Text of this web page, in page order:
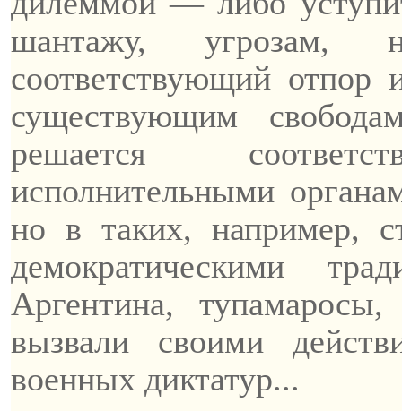
шантажу,
соответствующий
существующим
решается
исполнительными
но в таких, например,
демократическими
Аргентина,тупамаросы
вызвали своими
военных диктатур...